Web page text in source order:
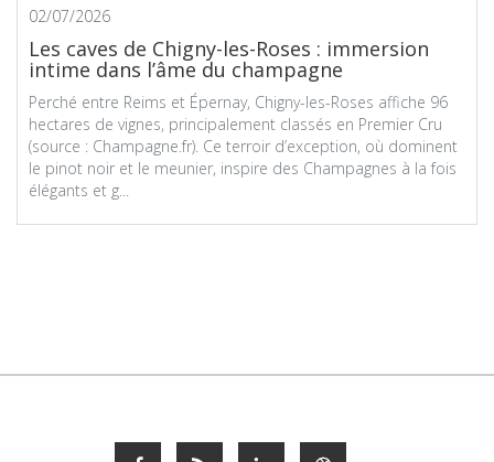
02/07/2026
Les caves de Chigny-les-Roses : immersion
intime dans l’âme du champagne
Perché entre Reims et Épernay, Chigny-les-Roses affiche 96
hectares de vignes, principalement classés en Premier Cru
(source : Champagne.fr). Ce terroir d’exception, où dominent
le pinot noir et le meunier, inspire des Champagnes à la fois
élégants et g...